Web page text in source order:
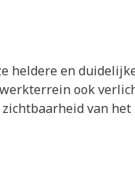
en
ook
van